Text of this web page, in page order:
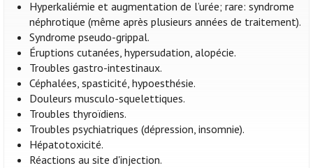
Hyperkaliémie et augmentation de l’urée; rare: syndrome
néphrotique (même après plusieurs années de traitement).
Syndrome pseudo-grippal.
Éruptions cutanées, hypersudation, alopécie.
Troubles gastro-intestinaux.
Céphalées, spasticité, hypoesthésie.
Douleurs musculo-squelettiques.
Troubles thyroïdiens.
Troubles psychiatriques (dépression, insomnie).
Hépatotoxicité.
Réactions au site d'injection.